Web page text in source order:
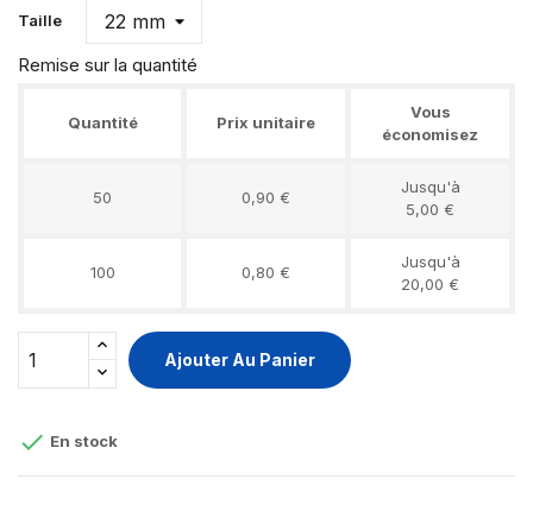
Taille
Remise sur la quantité
Quantité Prix unitaire
Vous
économisez
50 0,90 €
Jusqu'à
5,00 €
100 0,80 €
Jusqu'à
20,00 €
Ajouter Au Panier
 En stock